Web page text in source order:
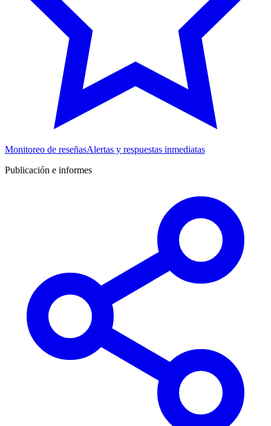
Monitoreo de reseñasAlertas y respuestas inmediatas
Publicación e informes